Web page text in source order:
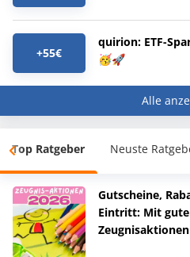
+55€
quirion: ETF-
🥳🚀
Alle
Top Ratgeber Neuste
Gutscheine,
Eintritt: Mit